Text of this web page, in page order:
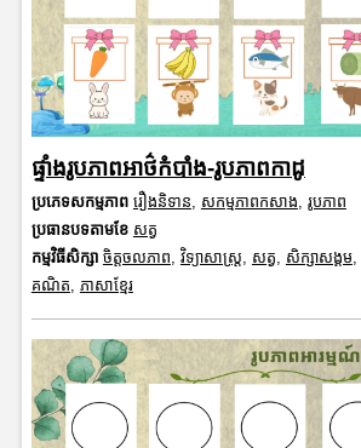
ផ្ទាំងរូបភាពអាថ៌កំបាំង-រូបភាពកាដូ
ប្រភេទសកម្មភាព រឿងនិទាន, សកម្មភាពកសាង, រូបភាព
ប្រធានបទតាមខែ សត្វ
កម្មវិធីសិក្សា ចិត្តចលភាព, វិទ្យាសាស្រ្ត, សត្វ, សិក្សាសង្គម,
គណិត, ភាសាខ្មែរ